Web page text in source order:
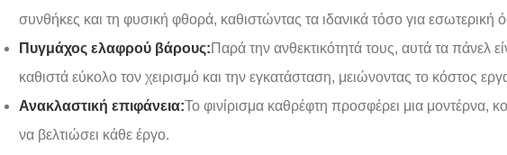
συνθήκες και τη φυσική φθορά, καθιστώντας τα ιδανικά τόσο για εσωτερική
Πυγμάχος ελαφρού βάρους:Παρά την ανθεκτικότητά τους, αυτά τα πάνελ
καθιστά εύκολο τον χειρισμό και την εγκατάσταση, μειώνοντας το κόστος
Ανακλαστική επιφάνεια:Το φινίρισμα καθρέφτη προσφέρει μια μοντέρνα,
να βελτιώσει κάθε έργο.